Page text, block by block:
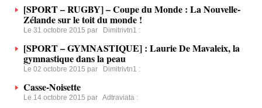
[SPORT – RUGBY] – Coupe du Monde : La Nouvelle-
Zélande sur le toit du monde !
Le 31 octobre 2015 par Dimitrivtn1 :
[SPORT – GYMNASTIQUE] : Laurie De Mavaleix, la
gymnastique dans la peau
Le 02 octobre 2015 par Dimitrivtn1 :
Casse-Noisette
Le 14 octobre 2015 par Adtraviata :